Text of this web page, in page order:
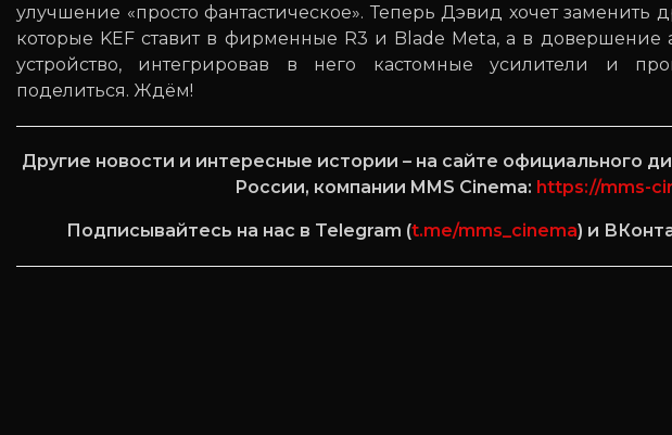
улучшение «просто фантастическое». Теперь Дэвид хочет
которые KEF ставит в фирменные R3 и Blade Meta, а в довершение
устройство, интегрировав в него кастомные усилители и
поделиться. Ждём!
Другие новости и интересные истории – на сайте официального
России, компании MMS Cinema: https://mms-
Подписывайтесь на нас в Telegram (t.me/mms_cinema) и